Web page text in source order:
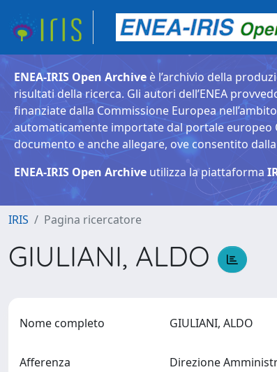
ENEA-IRIS Open Archive è l’archivio della
risultati della ricerca. Gli autori dell’ENEA
finanziate dalla Commissione Europea
automaticamente importate dal portale europeo
documento e anche allegare, ove consentito
ENEA-IRIS Open Archive utilizza la piattaforma
IRIS Pagina ricercatore
GIULIANI, ALDO
Nome completo GIULIANI, ALDO
Afferenza Direzione